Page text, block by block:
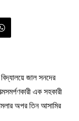
জাল সনদের
এক সহকারী
অপর তিন আসামির